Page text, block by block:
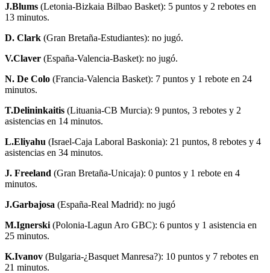
J.Blums (Letonia-Bizkaia Bilbao Basket): 5 puntos y 2 rebotes en
13 minutos.
D. Clark (Gran Bretaña-Estudiantes): no jugó.
V.Claver (España-Valencia-Basket): no jugó.
N. De Colo (Francia-Valencia Basket): 7 puntos y 1 rebote en 24
minutos.
T.Delininkaitis (Lituania-CB Murcia): 9 puntos, 3 rebotes y 2
asistencias en 14 minutos.
L.Eliyahu (Israel-Caja Laboral Baskonia): 21 puntos, 8 rebotes y 4
asistencias en 34 minutos.
J. Freeland (Gran Bretaña-Unicaja): 0 puntos y 1 rebote en 4
minutos.
J.Garbajosa (España-Real Madrid): no jugó
M.Ignerski (Polonia-Lagun Aro GBC): 6 puntos y 1 asistencia en
25 minutos.
K.Ivanov (Bulgaria-¿Basquet Manresa?): 10 puntos y 7 rebotes en
21 minutos.